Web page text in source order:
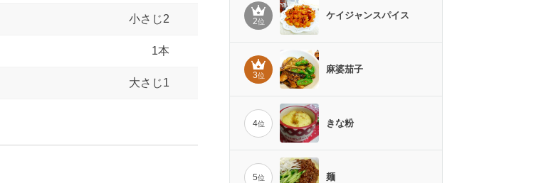
小さじ2
1本
大さじ1
2位
ケイジャンスパイス
3位
麻婆茄子
4位 きな粉
5位 麺